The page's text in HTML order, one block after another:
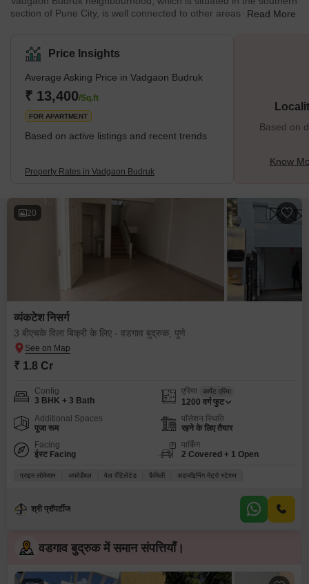
section of Pune City, is well connected to other areas of the city.
many newly developing suburbs of Pune, Maharashtra, India, is
Vadgaon Budruk, also known as Vadgaon in the neighbourhood. It
can be found along Sinhgad Road. About 8 kilometres separate
Read More
Price Insights
Average Asking Price in Vadgaon Budruk
₹ 13,400/Sq.ft
FOR APARTMENT
Based on active listings and recent trends
Property Rates in Vadgaon Budruk
Based on
Know
20
व्यंकटेश निसर्ग
3 बीएचके विला बिक्री के लिए - वडगाव बुद्रुक, पुणे
₹ 1.8 Cr
Config
3 BHK + 3 Bath
एरिया कार्पेट एरिया
1200 वर्ग फुट
Additional Spaces
पूजा रूम
पॉसेशन स्थिति
रहने के लिए तैयार
Facing
ईस्ट Facing
पार्किंग
2 Covered + 1 Open
प्राइम लोकेशन अफोर्डेबल वेल वेंटिलेटेड फ़ैमिली अडजॉइनिंग मेट्रो स्टेशन
श्री प्रॉपर्टीज
वडगाव बुद्रुक में समान संपत्तियाँ।